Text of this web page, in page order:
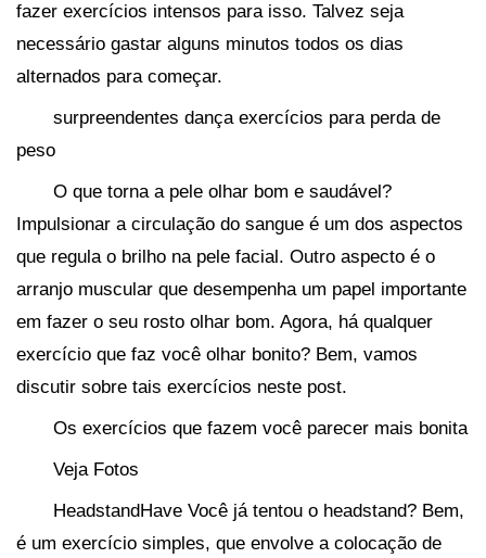
fazer exercícios intensos para isso. Talvez seja
necessário gastar alguns minutos todos os dias
alternados para começar.
surpreendentes dança exercícios para perda de
peso
O que torna a pele olhar bom e saudável?
Impulsionar a circulação do sangue é um dos aspectos
que regula o brilho na pele facial. Outro aspecto é o
arranjo muscular que desempenha um papel importante
em fazer o seu rosto olhar bom. Agora, há qualquer
exercício que faz você olhar bonito? Bem, vamos
discutir sobre tais exercícios neste post.
Os exercícios que fazem você parecer mais bonita
Veja Fotos
HeadstandHave Você já tentou o headstand? Bem,
é um exercício simples, que envolve a colocação de